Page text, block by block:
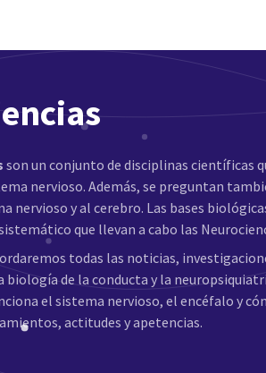
son un conjunto de disciplinas científicas
nervioso. Además, se preguntan
nervioso y al cerebro. Las bases
que llevan a cabo las
todas las noticias,
biología de la conducta y la
el sistema nervioso, el encéfalo y
actitudes y apetencias.